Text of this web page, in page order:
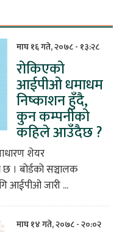
माघ १६ गते, २०७८ - १३:२८
रोकिएको
आईपीओ धमाधम
निष्काशन हुँदै,
कुन कम्पनीको
कहिले आउँदैछ ?
शेयर
। बोर्डको सञ्चालक
आईपीओ जारी ...
माघ १४ गते, २०७८ - २०:०२